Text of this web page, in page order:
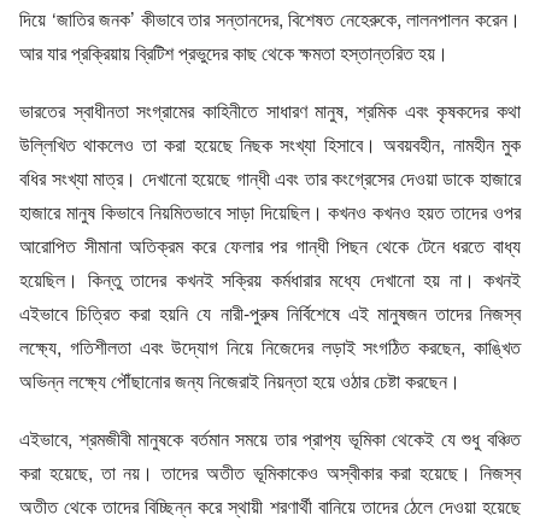
দিয়ে ‘জাতির জনক’ কীভাবে তার সন্তানদের, বিশেষত নেহেরুকে, লালনপালন করেন।
আর যার প্রক্রিয়ায় ব্রিটিশ প্রভুদের কাছ থেকে ক্ষমতা হস্তান্তরিত হয়।
ভারতের স্বাধীনতা সংগ্রামের কাহিনীতে সাধারণ মানুষ, শ্রমিক এবং কৃষকদের কথা
উল্লিখিত থাকলেও তা করা হয়েছে নিছক সংখ্যা হিসাবে। অবয়বহীন, নামহীন মুক
বধির সংখ্যা মাত্র। দেখানো হয়েছে গান্ধী এবং তার কংগ্রেসের দেওয়া ডাকে হাজারে
হাজারে মানুষ কিভাবে নিয়মিতভাবে সাড়া দিয়েছিল। কখনও কখনও হয়ত তাদের ওপর
আরোপিত সীমানা অতিক্রম করে ফেলার পর গান্ধী পিছন থেকে টেনে ধরতে বাধ্য
হয়েছিল। কিন্তু তাদের কখনই সক্রিয় কর্মধারার মধ্যে দেখানো হয় না। কখনই
এইভাবে চিত্রিত করা হয়নি যে নারী-পুরুষ নির্বিশেষে এই মানুষজন তাদের নিজস্ব
লক্ষ্যে, গতিশীলতা এবং উদ্যোগ নিয়ে নিজেদের লড়াই সংগঠিত করছেন, কাঙ্খিত
অভিন্ন লক্ষ্যে পৌঁছানোর জন্য নিজেরাই নিয়ন্তা হয়ে ওঠার চেষ্টা করছেন।
এইভাবে, শ্রমজীবী মানুষকে বর্তমান সময়ে তার প্রাপ্য ভূমিকা থেকেই যে শুধু বঞ্চিত
করা হয়েছে, তা নয়। তাদের অতীত ভূমিকাকেও অস্বীকার করা হয়েছে। নিজস্ব
অতীত থেকে তাদের বিচ্ছিন্ন করে স্থায়ী শরণার্থী বানিয়ে তাদের ঠেলে দেওয়া হয়েছে